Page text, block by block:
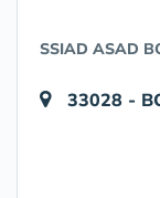
SSIAD ASAD
33028 -